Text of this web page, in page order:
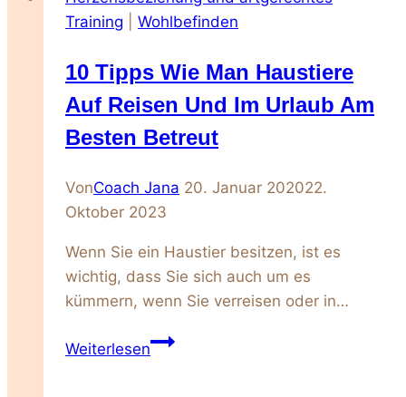
(Malayan)
Training
Wohlbefinden
10 Tipps Wie Man Haustiere
Auf Reisen Und Im Urlaub Am
Besten Betreut
VonCoach Jana 20. Januar 202022.
Oktober 2023
Wenn Sie ein Haustier besitzen, ist es
wichtig, dass Sie sich auch um es
kümmern, wenn Sie verreisen oder in…
Weiterlesen10